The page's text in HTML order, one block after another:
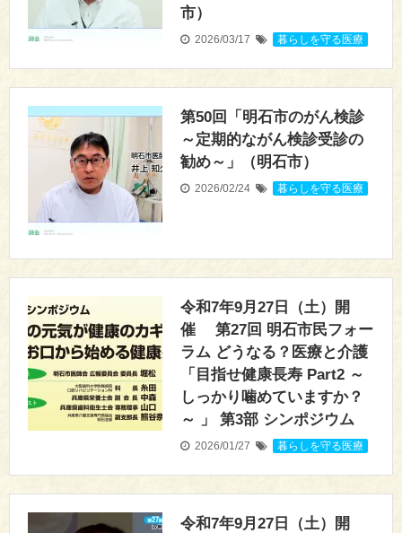
市）
2026/03/17 暮らしを守る医療
第50回「明石市のがん検診
～定期的ながん検診受診の
勧め～」（明石市）
2026/02/24 暮らしを守る医療
令和7年9月27日（土）開
催 第27回 明石市民フォー
ラム どうなる？医療と介護
「目指せ健康長寿 Part2 ～
しっかり噛めていますか？
～ 」 第3部 シンポジウム
2026/01/27 暮らしを守る医療
令和7年9月27日（土）開